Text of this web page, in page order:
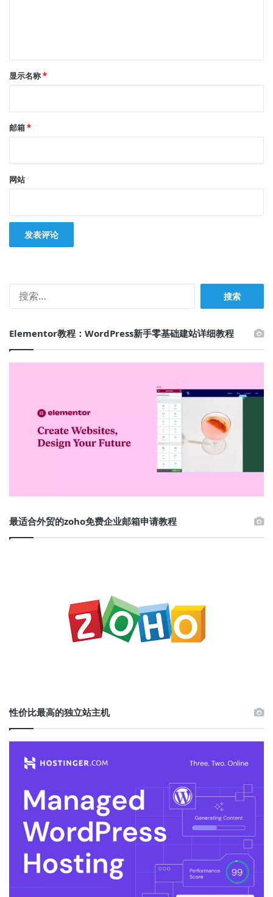
显示名称*
邮箱*
网站
Elementor教程：WordPress新手零基础建站详细教程
最适合外贸的zoho免费企业邮箱申请教程
性价比最高的独立站主机